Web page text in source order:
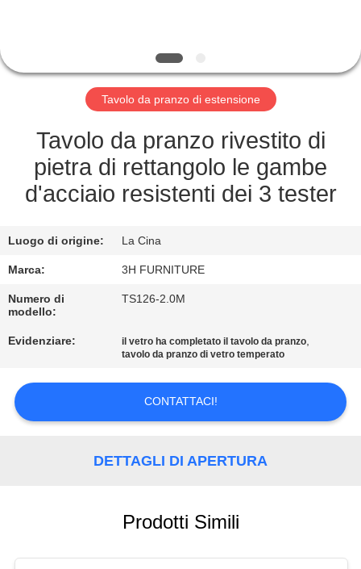
QUALITÀ
CONTATTO
STATI
UNITI
UNA
CITAZIONE
MAPPA
DEL
PRIVACY
Tavolo da pranzo di estensione
Tavolo da pranzo rivestito di
pietra di rettangolo le gambe
d'acciaio resistenti dei 3 tester
Luogo di origine: La Cina
Marca: 3H FURNITURE
Numero di
modello:
TS126-2.0M
Evidenziare: il vetro ha completato il tavolo da pranzo,
tavolo da pranzo di vetro temperato
CONTATTACI!
DETTAGLI DI APERTURA
Prodotti Simili